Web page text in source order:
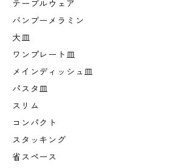
テーブルウェア
バンブーメラミン
大皿
ワンプレート皿
メインディッシュ皿
パスタ皿
スリム
コンパクト
スタッキング
省スペース